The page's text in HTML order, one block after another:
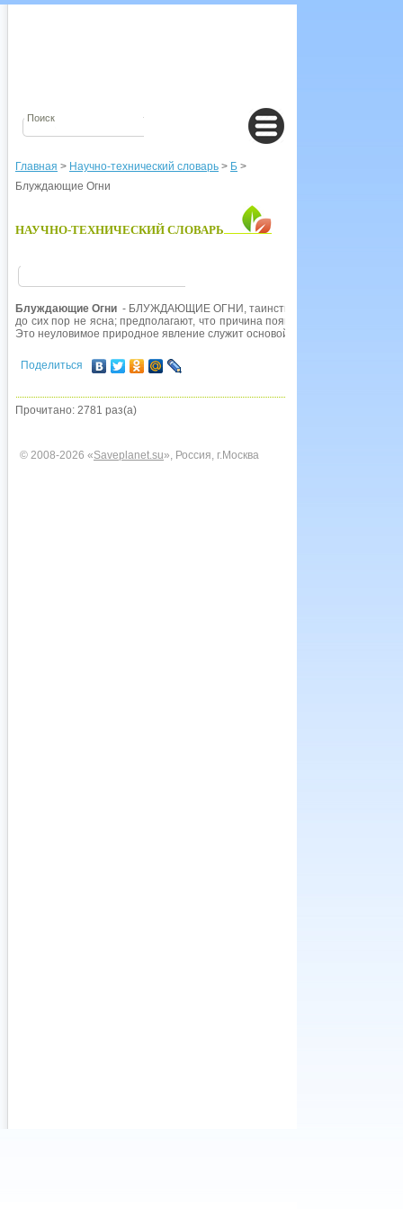
Главная > Научно-технический словарь > Б >
Блуждающие Огни
НАУЧНО-ТЕХНИЧЕСКИЙ СЛОВАРЬ
Блуждающие Огни - БЛУЖДАЮЩИЕ ОГНИ, таинственные огоньки,
до сих пор не ясна; предполагают, что причина появления этих огней -
Это неуловимое природное явление служит основой многих суеверий.
Поделиться
Прочитано: 2781 раз(а)
© 2008-2026 «Saveplanet.su», Россия, г.Москва